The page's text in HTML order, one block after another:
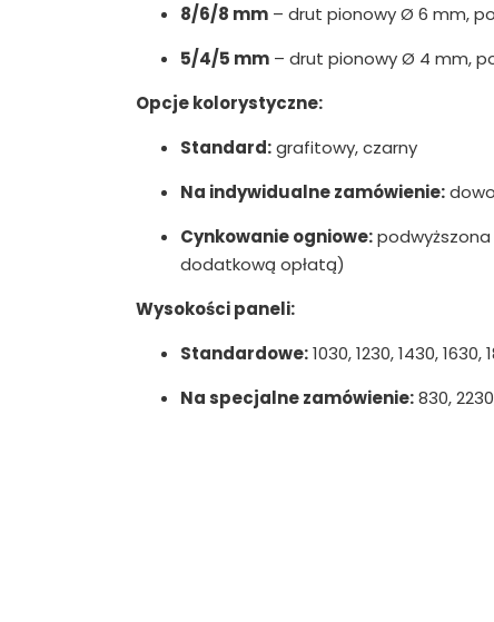
8/6/8 mm – drut pionowy Ø 6 mm,
5/4/5 mm – drut pionowy Ø 4 mm,
Opcje kolorystyczne:
Standard:grafitowy, czarny
Na indywidualne zamówienie:
Cynkowanie ogniowe:
dodatkową opłatą)
Wysokości paneli:
Standardowe:1030, 1230, 1430,
Na specjalne zamówienie:830,